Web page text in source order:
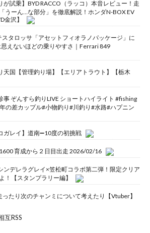
が試乗】BYD RACCO（ラッコ）本音レビュー！走
うーん…な部分」を徹底解説！ホンダN-BOX EV
金沢】
タロッサ「アセットフィオラノパッケージ」に
えないほどの乗りやすさ｜Ferrari 849
天国【管理釣り場】【エリアトラウト】【栃木
事 ぞんすら釣りLIVE ショートハイライト #fishing
の差カップル#小物釣り#川釣り#水路#ハプニン
ガレイ】道南➖10度の初挑戦
育成から２日目出走 2026/02/16
ンデレラグレイ×笠松町コラボ第二弾！限定クリア
！【スタンプラリー編】
ったり次のチャンミについて考えたり【Vtuber】
互RSS